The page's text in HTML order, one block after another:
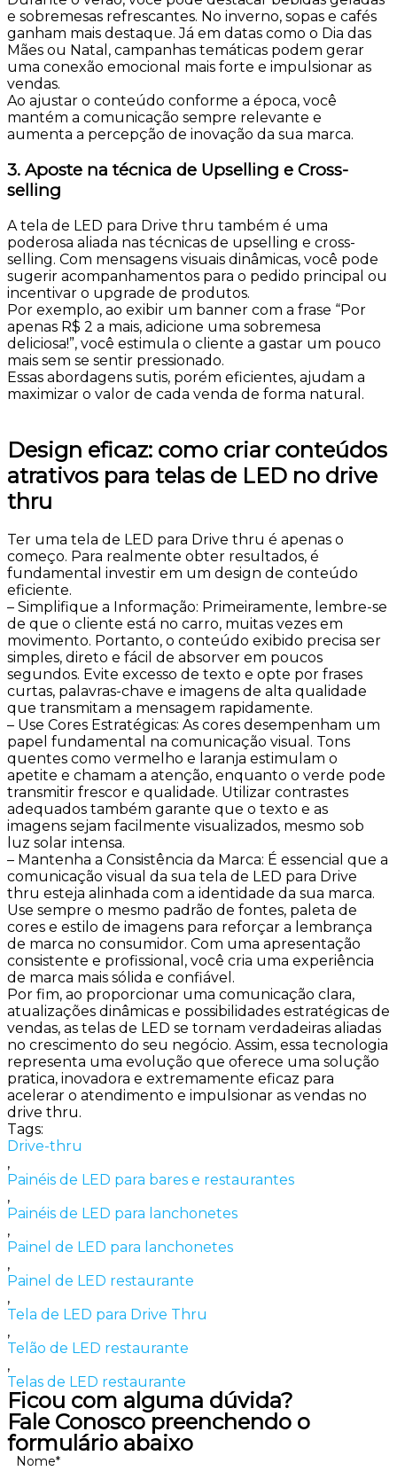
e sobremesas refrescantes. No inverno, sopas e cafés
ganham mais destaque. Já em datas como o Dia das
Mães ou Natal, campanhas temáticas podem gerar
uma conexão emocional mais forte e impulsionar as
vendas.
Ao ajustar o conteúdo conforme a época, você
mantém a comunicação sempre relevante e
aumenta a percepção de inovação da sua marca.
3. Aposte na técnica de Upselling e Cross-
selling
A tela de LED para Drive thru também é uma
poderosa aliada nas técnicas de upselling e cross-
selling. Com mensagens visuais dinâmicas, você pode
sugerir acompanhamentos para o pedido principal ou
incentivar o upgrade de produtos.
Por exemplo, ao exibir um banner com a frase “Por
apenas R$ 2 a mais, adicione uma sobremesa
deliciosa!”, você estimula o cliente a gastar um pouco
mais sem se sentir pressionado.
Essas abordagens sutis, porém eficientes, ajudam a
maximizar o valor de cada venda de forma natural.
Design eficaz: como criar conteúdos
atrativos para telas de LED no drive
thru
Ter uma tela de LED para Drive thru é apenas o
começo. Para realmente obter resultados, é
fundamental investir em um design de conteúdo
eficiente.
– Simplifique a Informação: Primeiramente, lembre-se
de que o cliente está no carro, muitas vezes em
movimento. Portanto, o conteúdo exibido precisa ser
simples, direto e fácil de absorver em poucos
segundos. Evite excesso de texto e opte por frases
curtas, palavras-chave e imagens de alta qualidade
que transmitam a mensagem rapidamente.
– Use Cores Estratégicas: As cores desempenham um
papel fundamental na comunicação visual. Tons
quentes como vermelho e laranja estimulam o
apetite e chamam a atenção, enquanto o verde pode
transmitir frescor e qualidade. Utilizar contrastes
adequados também garante que o texto e as
imagens sejam facilmente visualizados, mesmo sob
luz solar intensa.
– Mantenha a Consistência da Marca: É essencial que a
comunicação visual da sua tela de LED para Drive
thru esteja alinhada com a identidade da sua marca.
Use sempre o mesmo padrão de fontes, paleta de
cores e estilo de imagens para reforçar a lembrança
de marca no consumidor. Com uma apresentação
consistente e profissional, você cria uma experiência
de marca mais sólida e confiável.
Por fim, ao proporcionar uma comunicação clara,
atualizações dinâmicas e possibilidades estratégicas de
vendas, as telas de LED se tornam verdadeiras aliadas
no crescimento do seu negócio. Assim, essa tecnologia
representa uma evolução que oferece uma solução
pratica, inovadora e extremamente eficaz para
acelerar o atendimento e impulsionar as vendas no
drive thru.
Tags:
Drive-thru
,
Painéis de LED para bares e restaurantes
,
Painéis de LED para lanchonetes
,
Painel de LED para lanchonetes
,
Painel de LED restaurante
,
Tela de LED para Drive Thru
,
Telão de LED restaurante
,
Telas de LED restaurante
Ficou com alguma dúvida?
Fale Conosco preenchendo o
formulário abaixo
Nome*